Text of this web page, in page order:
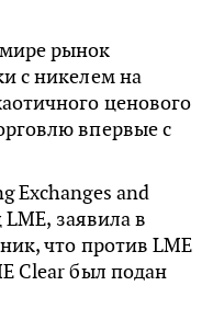
рынок
с никелем на
ценового
впервые с
Exchanges and
заявила в
что против LME
Clear был подан